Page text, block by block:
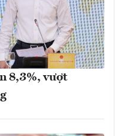
8,3%, vượt